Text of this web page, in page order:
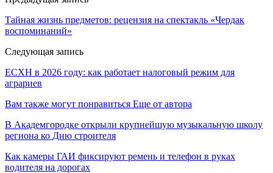
Тайная жизнь предметов: рецензия на спектакль «Чердак
воспоминаний»
Следующая запись
ЕСХН в 2026 году: как работает налоговый режим для
аграриев
Вам также могут понравиться Еще от автора
В Академгородке открыли крупнейшую музыкальную школу
региона ко Дню строителя
Как камеры ГАИ фиксируют ремень и телефон в руках
водителя на дорогах